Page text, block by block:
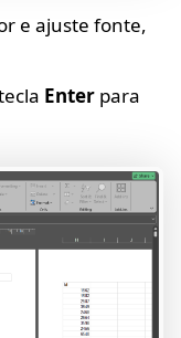
e ajuste fonte,
Enter para